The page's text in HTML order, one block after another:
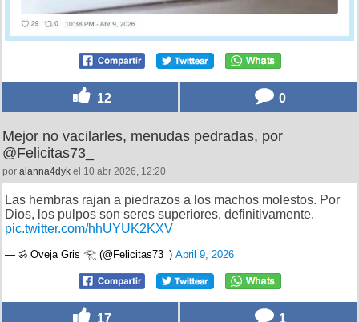
12 0
Mejor no vacilarles, menudas pedradas, por
@Felicitas73_
por alanna4dyk el 10 abr 2026, 12:20
Las hembras rajan a piedrazos a los machos molestos. Por
Dios, los pulpos son seres superiores, definitivamente.
pic.twitter.com/hhUYUK2KXV
— ॐ Oveja Gris 𓂀 (@Felicitas73_) April 9, 2026
17 1